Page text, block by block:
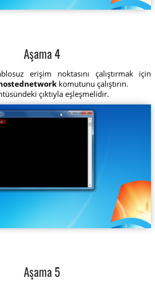
Aşama 4
erişim noktasını çalıştırmak için
komutunu çalıştırın.
çıktıyla eşleşmelidir.
Aşama 5